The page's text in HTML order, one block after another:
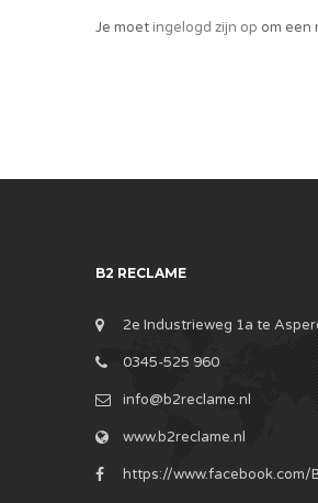
Je moetingelogd zijn op om een
B2 RECLAME
2e Industrieweg 1a te
0345-525 960
info@b2reclame.nl
www.b2reclame.nl
https://www.facebook.com/